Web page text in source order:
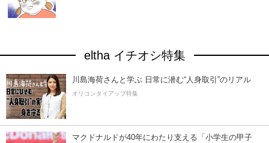
eltha イチオシ特集
川島海荷さんと学ぶ 日常に潜む“人身取引”のリアル
オリコンタイアップ特集
マクドナルドが40年にわたり支える「小学生の甲子